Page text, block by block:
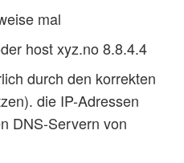
mal
host xyz.no 8.8.4.4
durch den korrekten
die IP-Adressen
DNS-Servern von